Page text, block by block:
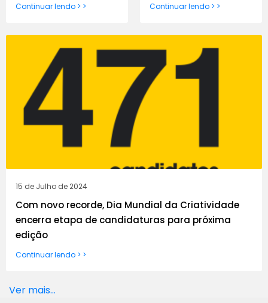
Continuar lendo > > Continuar lendo > >
15 de Julho de 2024
Com novo recorde, Dia Mundial da Criatividade
encerra etapa de candidaturas para próxima
edição
Continuar lendo > >
Ver mais...